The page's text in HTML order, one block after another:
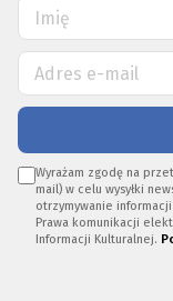
Wyrażam zgodę na
mail) w celu wysyłki
otrzymywanie
Prawa komunikacji
Informacji Kulturalnej.